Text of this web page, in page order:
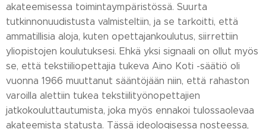
akateemisessa toimintaympäristössä. Suurta
tutkinnonuudistusta valmisteltiin, ja se tarkoitti, että
ammatillisia aloja, kuten opettajankoulutus, siirrettiin
yliopistojen koulutuksesi. Ehkä yksi signaali on ollut myös
se, että tekstiiliopettajia tukeva Aino Koti -säätiö oli
vuonna 1966 muuttanut sääntöjään niin, että rahaston
varoilla alettiin tukea tekstiilityönopettajien
jatkokouluttautumista, joka myös ennakoi tulossaolevaa
akateemista statusta. Tässä ideologisessa nosteessa,